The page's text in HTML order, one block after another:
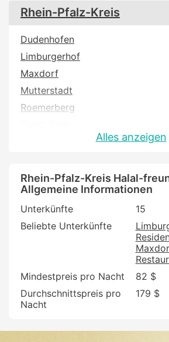
Rhein-Pfalz-Kreis
Dudenhofen
Limburgerhof
Maxdorf
Mutterstadt
Roemerberg
Sankt GoarshausenAlles anzeigen
Rhein-Pfalz-Kreis Halal-
Allgemeine Informationen
Unterkünfte
15
Beliebte Unterkünfte
Mindestpreis pro Nacht
82 $
Durchschnittspreis pro
Nacht
179 $